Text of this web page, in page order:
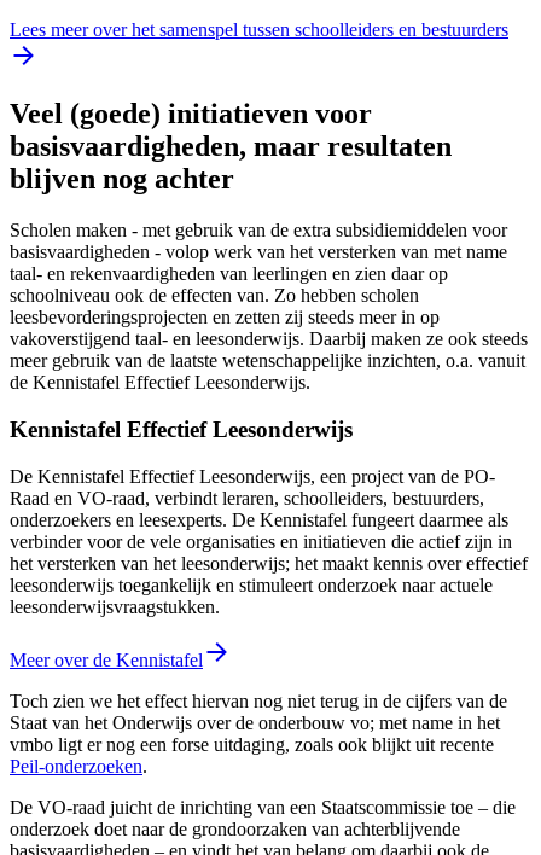
Lees meer over het samenspel tussen schoolleiders en bestuurders
Veel (goede) initiatieven voor
basisvaardigheden, maar resultaten
blijven nog achter
Scholen maken - met gebruik van de extra subsidiemiddelen voor
basisvaardigheden - volop werk van het versterken van met name
taal- en rekenvaardigheden van leerlingen en zien daar op
schoolniveau ook de effecten van. Zo hebben scholen
leesbevorderingsprojecten en zetten zij steeds meer in op
vakoverstijgend taal- en leesonderwijs. Daarbij maken ze ook steeds
meer gebruik van de laatste wetenschappelijke inzichten, o.a. vanuit
de Kennistafel Effectief Leesonderwijs.
Kennistafel Effectief Leesonderwijs
De Kennistafel Effectief Leesonderwijs, een project van de PO-
Raad en VO-raad, verbindt leraren, schoolleiders, bestuurders,
onderzoekers en leesexperts. De Kennistafel fungeert daarmee als
verbinder voor de vele organisaties en initiatieven die actief zijn in
het versterken van het leesonderwijs; het maakt kennis over effectief
leesonderwijs toegankelijk en stimuleert onderzoek naar actuele
leesonderwijsvraagstukken.
Meer over de Kennistafel
Toch zien we het effect hiervan nog niet terug in de cijfers van de
Staat van het Onderwijs over de onderbouw vo; met name in het
vmbo ligt er nog een forse uitdaging, zoals ook blijkt uit recente
Peil-onderzoeken.
De VO-raad juicht de inrichting van een Staatscommissie toe – die
onderzoek doet naar de grondoorzaken van achterblijvende
basisvaardigheden – en vindt het van belang om daarbij ook de